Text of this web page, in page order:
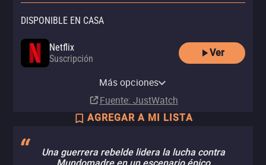
DISPONIBLE EN CASA
Netflix
Suscripción
Ver
Más opciones
Fuente: JustWatch
AGREGAR A MI LISTA
Una guerrera rebelde lidera la lucha contra